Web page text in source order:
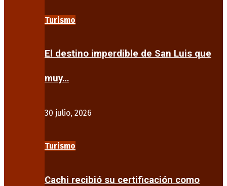
Turismo
El destino imperdible de San Luis que
muy…
30 julio, 2026
Turismo
Cachi recibió su certificación como